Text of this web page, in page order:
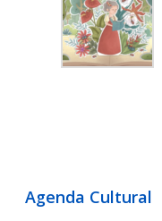
Agenda Cultural